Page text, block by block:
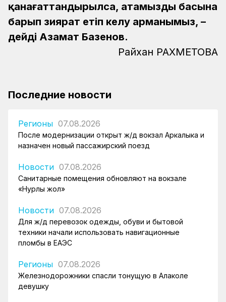
қанағаттандырылса, атамыздың басына
барып зиярат етіп келу арманымыз, –
дейді Азамат Базенов.
Райхан РАХМЕТОВА
Последние новости
Регионы 07.08.2026
После модернизации открыт ж/д вокзал Аркалыка и
назначен новый пассажирский поезд
Новости 07.08.2026
Санитарные помещения обновляют на вокзале
«Нурлы жол»
Новости 07.08.2026
Для ж/д перевозок одежды, обуви и бытовой
техники начали использовать навигационные
пломбы в ЕАЭС
Регионы 07.08.2026
Железнодорожники спасли тонущую в Алаколе
девушку